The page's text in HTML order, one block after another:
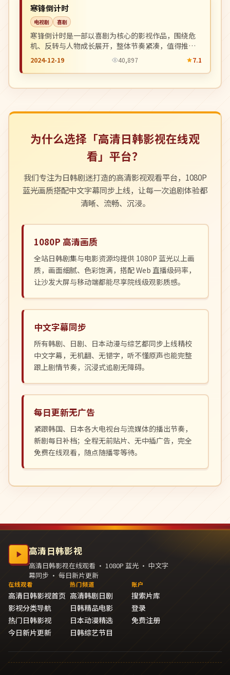
英国
寒锋倒计时
电视剧 喜剧
寒锋倒计时是一部以喜剧为核心的影视作品，围绕危
机、反转与人物成长展开，整体节奏紧凑，值得推荐
观看。
2024-12-19 40,897 7.1
为什么选择「高清日韩影视在线观
看」平台？
我们专注为日韩剧迷打造的高清影视观看平台，1080P
蓝光画质搭配中文字幕同步上线，让每一次追剧体验都
清晰、流畅、沉浸。
1080P 高清画质
全站日韩剧集与电影资源均提供 1080P 蓝光以上画
质，画面细腻、色彩饱满，搭配 Web 直播级码率，
让沙发大屏与移动端都能尽享院线级观影质感。
中文字幕同步
所有韩剧、日剧、日本动漫与综艺都同步上线精校
中文字幕，无机翻、无错字，听不懂原声也能完整
跟上剧情节奏，沉浸式追剧无障碍。
每日更新无广告
紧跟韩国、日本各大电视台与流媒体的播出节奏，
新剧每日补档；全程无前贴片、无中插广告，完全
免费在线观看，随点随播零等待。
高清日韩影视
高清日韩影视在线观看 · 1080P 蓝光 · 中文字
幕同步 · 每日新片更新
在线观看
高清日韩影视首页
影视分类导航
热门日韩影视
今日新片更新
热门频道
高清韩剧日剧
日韩精品电影
日本动漫精选
日韩综艺节目
账户
搜索片库
登录
免费注册